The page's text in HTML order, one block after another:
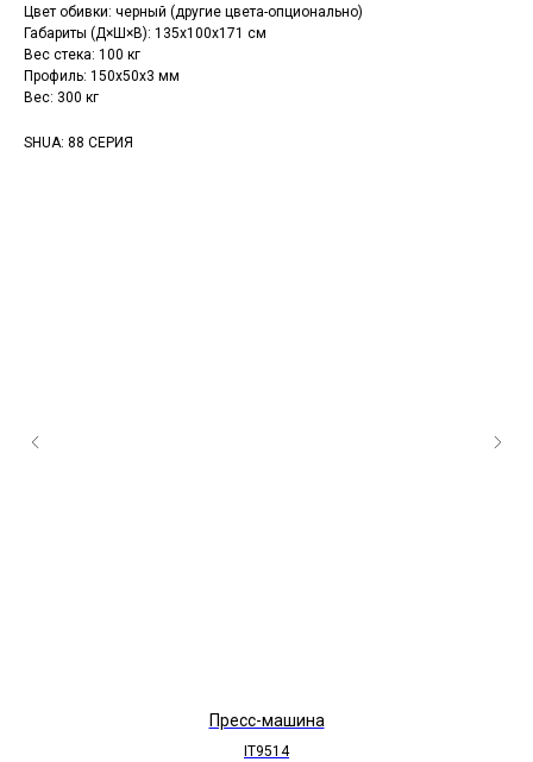
Цвет обивки: черный (другие цвета-опционально)
Габариты (Д×Ш×В): 135x100x171 см
Вес стека: 100 кг
Профиль: 150х50х3 мм
Вес: 300 кг
SHUA: 88 СЕРИЯ
Пресс-машина
IT9514